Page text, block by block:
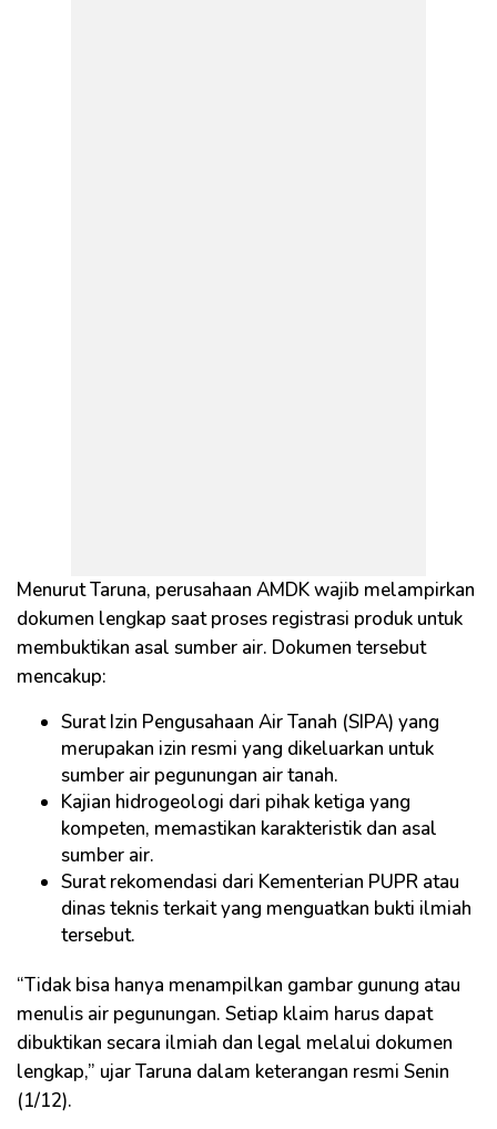
Menurut Taruna, perusahaan AMDK wajib melampirkan
dokumen lengkap saat proses registrasi produk untuk
membuktikan asal sumber air. Dokumen tersebut
mencakup:
Surat Izin Pengusahaan Air Tanah (SIPA) yang
merupakan izin resmi yang dikeluarkan untuk
sumber air pegunungan air tanah.
Kajian hidrogeologi dari pihak ketiga yang
kompeten, memastikan karakteristik dan asal
sumber air.
Surat rekomendasi dari Kementerian PUPR atau
dinas teknis terkait yang menguatkan bukti ilmiah
tersebut.
“Tidak bisa hanya menampilkan gambar gunung atau
menulis air pegunungan. Setiap klaim harus dapat
dibuktikan secara ilmiah dan legal melalui dokumen
lengkap,” ujar Taruna dalam keterangan resmi Senin
(1/12).